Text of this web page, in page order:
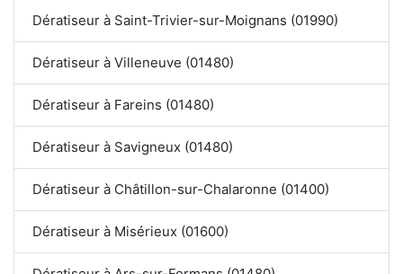
Dératiseur à Saint-Trivier-sur-Moignans (01990)
Dératiseur à Villeneuve (01480)
Dératiseur à Fareins (01480)
Dératiseur à Savigneux (01480)
Dératiseur à Châtillon-sur-Chalaronne (01400)
Dératiseur à Misérieux (01600)